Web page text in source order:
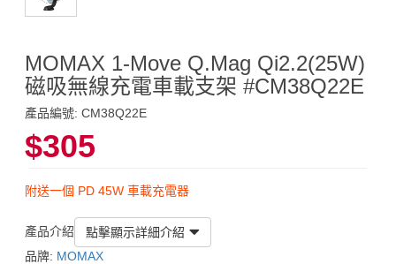
MOMAX 1-Move Q.Mag Qi2.2(25W)
磁吸無線充電車載支架 #CM38Q22E
產品編號: CM38Q22E
$305
附送一個 PD 45W 車載充電器
產品介紹
點擊顯示詳細介紹
品牌: MOMAX